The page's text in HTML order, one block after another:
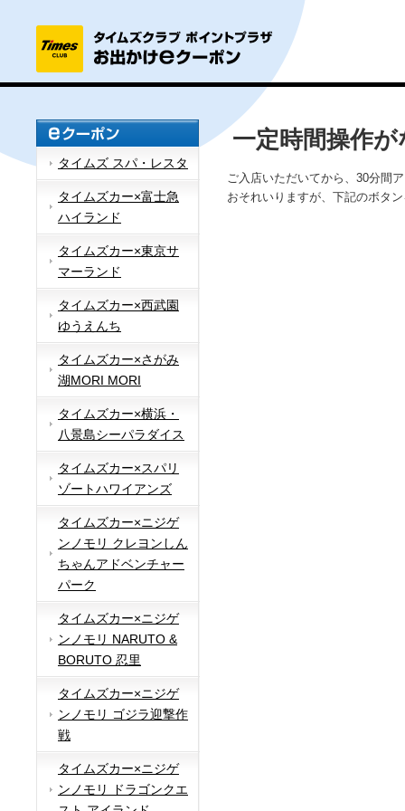
タイムズ スパ・レスタ
タイムズカー×富士急
ハイランド
タイムズカー×東京サ
マーランド
タイムズカー×西武園
ゆうえんち
タイムズカー×さがみ
湖MORI MORI
タイムズカー×横浜・
八景島シーパラダイス
タイムズカー×スパリ
ゾートハワイアンズ
タイムズカー×ニジゲ
ンノモリ クレヨンしん
ちゃんアドベンチャー
パーク
タイムズカー×ニジゲ
ンノモリ NARUTO &
BORUTO 忍里
タイムズカー×ニジゲ
ンノモリ ゴジラ迎撃作
戦
タイムズカー×ニジゲ
ンノモリ ドラゴンクエ
一定時間操作
ご入店いただいてから、30分間
おそれいりますが、下記のボタ